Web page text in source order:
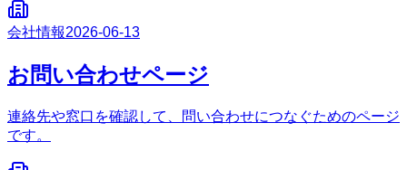
会社情報2026-06-13
お問い合わせページ
連絡先や窓口を確認して、問い合わせにつなぐためのページ
です。